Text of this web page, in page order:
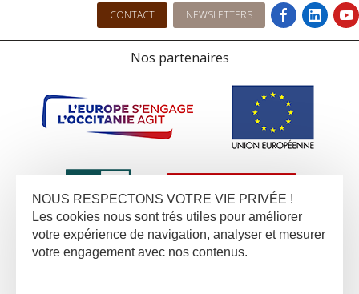
CONTACT NEWSLETTERS
Nos partenaires
NOUS RESPECTONS VOTRE VIE PRIVÉE !
Les cookies nous sont trés utiles pour améliorer
votre expérience de navigation, analyser et mesurer
votre engagement avec nos contenus.